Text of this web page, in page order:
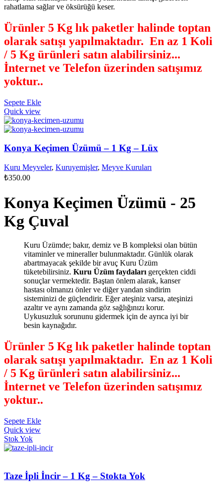
rahatlama sağlar ve öksürüğü keser.
Ürünler 5 Kg lık paketler halinde toptan
olarak satışı yapılmaktadır. En az 1 Koli
/ 5 Kg ürünleri satın alabilirsiniz...
İnternet ve Telefon üzerinden satışımız
yoktur..
Sepete Ekle
Quick view
Konya Keçimen Üzümü – 1 Kg – Lüx
Kuru Meyveler, Kuruyemişler, Meyve Kuruları
₺350.00
Konya Keçimen Üzümü - 25
Kg Çuval
Kuru Üzümde; bakır, demiz ve B kompleksi olan bütün
vitaminler ve mineraller bulunmaktadır. Günlük olarak
abartmayacak şekilde bir avuç Kuru Üzüm
tüketebilirsiniz. Kuru Üzüm faydaları gerçekten ciddi
sonuçlar vermektedir. Baştan önlem alarak, kanser
hastası olmanızı önler ve diğer yandan sindirim
sisteminizi de güçlendirir. Eğer ateşiniz varsa, ateşinizi
azaltır ve aynı zamanda göz sağlığınızı korur.
Uykusuzluk sorununu gidermek için de ayrıca iyi bir
besin kaynağıdır.
Ürünler 5 Kg lık paketler halinde toptan
olarak satışı yapılmaktadır. En az 1 Koli
/ 5 Kg ürünleri satın alabilirsiniz...
İnternet ve Telefon üzerinden satışımız
yoktur..
Sepete Ekle
Quick view
Stok Yok
Taze İpli İncir – 1 Kg – Stokta Yok